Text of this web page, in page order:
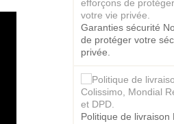
Garanties sécurité
de protéger votre
privée.
Politique de livraison